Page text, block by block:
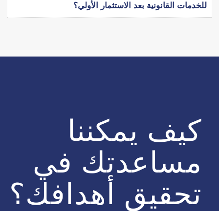
للخدمات القانونية بعد الاستثمار الأولي؟
كيف يمكننا
مساعدتك في
تحقيق أهدافك؟